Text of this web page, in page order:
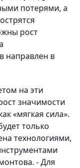
потерями, а
рост
направлен в
на эти
значимости
«мягкая сила».
только
технологиями,
- Для